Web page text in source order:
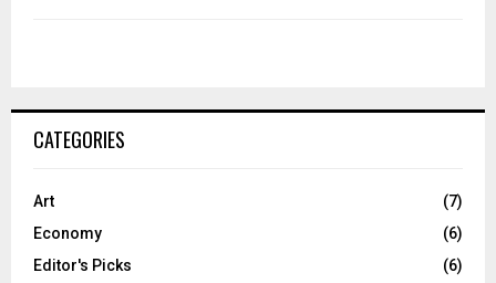
CATEGORIES
Art
(7)
Economy
(6)
Editor's Picks
(6)